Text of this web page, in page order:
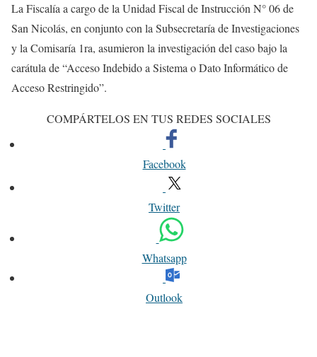
La Fiscalía a cargo de la Unidad Fiscal de Instrucción N° 06 de
San Nicolás, en conjunto con la Subsecretaría de Investigaciones
y la Comisaría 1ra, asumieron la investigación del caso bajo la
carátula de “Acceso Indebido a Sistema o Dato Informático de
Acceso Restringido”.
COMPÁRTELOS EN TUS REDES SOCIALES
Facebook
Twitter
Whatsapp
Outlook